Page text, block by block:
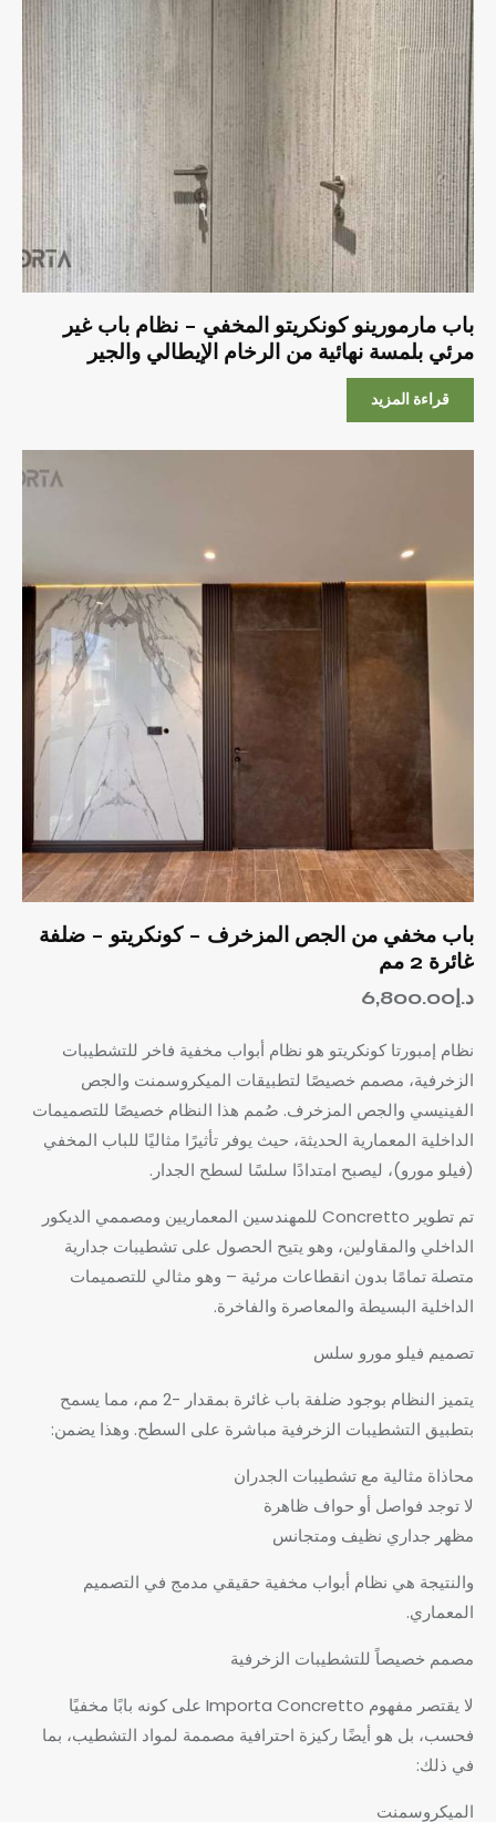
باب مارمورينو كونكريتو المخفي – نظام باب غير
مرئي بلمسة نهائية من الرخام الإيطالي والجير
قراءة المزيد
باب مخفي من الجص المزخرف – كونكريتو – ضلفة
غائرة 2 مم
د.إ6,800.00
نظام إمبورتا كونكريتو هو نظام أبواب مخفية فاخر للتشطيبات
الزخرفية، مصمم خصيصًا لتطبيقات الميكروسمنت والجص
الفينيسي والجص المزخرف. صُمم هذا النظام خصيصًا للتصميمات
الداخلية المعمارية الحديثة، حيث يوفر تأثيرًا مثاليًا للباب المخفي
(فيلو مورو)، ليصبح امتدادًا سلسًا لسطح الجدار.
تم تطوير Concretto للمهندسين المعماريين ومصممي الديكور
الداخلي والمقاولين، وهو يتيح الحصول على تشطيبات جدارية
متصلة تمامًا بدون انقطاعات مرئية – وهو مثالي للتصميمات
الداخلية البسيطة والمعاصرة والفاخرة.
تصميم فيلو مورو سلس
يتميز النظام بوجود ضلفة باب غائرة بمقدار -2 مم، مما يسمح
بتطبيق التشطيبات الزخرفية مباشرة على السطح. وهذا يضمن:
محاذاة مثالية مع تشطيبات الجدران
لا توجد فواصل أو حواف ظاهرة
مظهر جداري نظيف ومتجانس
والنتيجة هي نظام أبواب مخفية حقيقي مدمج في التصميم
المعماري.
مصمم خصيصاً للتشطيبات الزخرفية
لا يقتصر مفهوم Importa Concretto على كونه بابًا مخفيًا
فحسب، بل هو أيضًا ركيزة احترافية مصممة لمواد التشطيب، بما
في ذلك:
الميكروسمنت